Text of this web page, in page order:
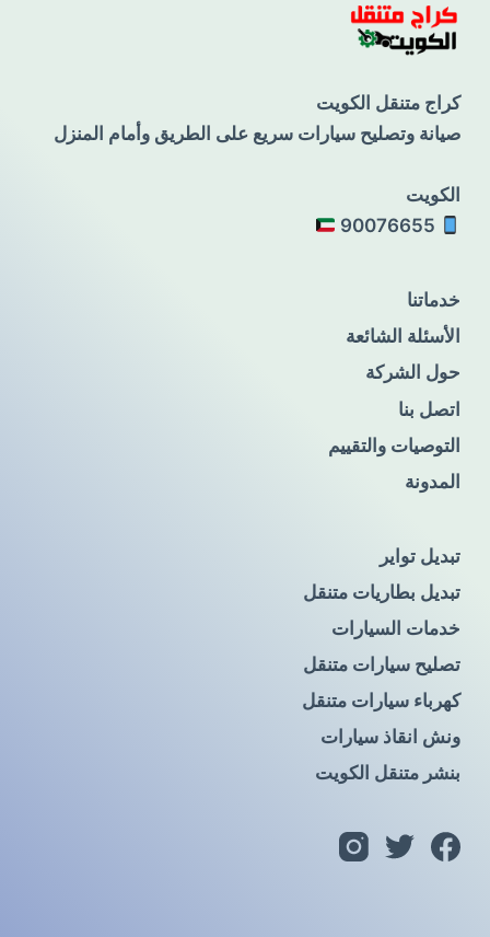
كراج متنقل الكويت
صيانة وتصليح سيارات سريع على الطريق وأمام المنزل
الكويت
خدماتنا
الأسئلة الشائعة
حول الشركة
اتصل بنا
التوصيات والتقييم
المدونة
تبديل تواير
تبديل بطاريات متنقل
خدمات السيارات
تصليح سيارات متنقل
كهرباء سيارات متنقل
ونش انقاذ سيارات
بنشر متنقل الكويت